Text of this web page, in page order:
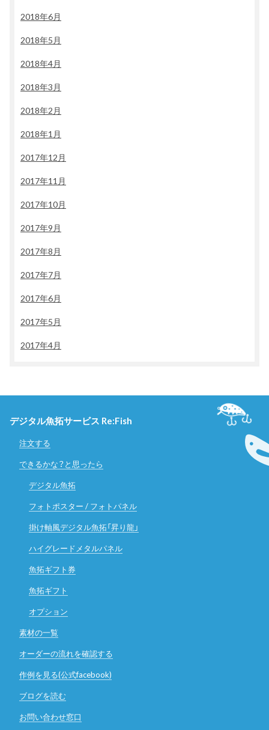
2018年6月
2018年5月
2018年4月
2018年3月
2018年2月
2018年1月
2017年12月
2017年11月
2017年10月
2017年9月
2017年8月
2017年7月
2017年6月
2017年5月
2017年4月
デジタル魚拓サービス Re:Fish
注文する
できるかな？と思ったら
デジタル魚拓
フォトポスター / フォトパネル
掛け軸風デジタル魚拓「昇り龍」
ハイグレードメタルパネル
魚拓ギフト券
魚拓ギフト
オプション
素材の一覧
オーダーの流れを確認する
作例を見る(公式facebook)
ブログを読む
お問い合わせ窓口